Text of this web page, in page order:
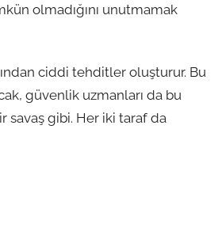
olmadığını unutmamak
ciddi tehditler oluşturur. Bu
güvenlik uzmanları da bu
savaş gibi. Her iki taraf da